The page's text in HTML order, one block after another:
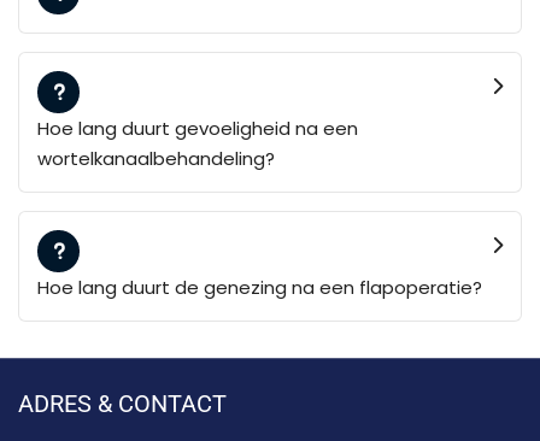
Hoe lang duurt gevoeligheid na een
wortelkanaalbehandeling?
Hoe lang duurt de genezing na een flapoperatie?
ADRES & CONTACT